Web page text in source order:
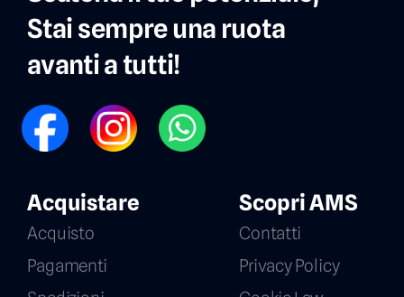
Stai sempre una ruota
avanti a tutti!
FB IG WP
Acquistare
Acquisto
Pagamenti
Scopri AMS
Contatti
Privacy Policy